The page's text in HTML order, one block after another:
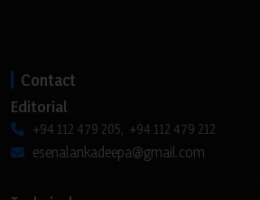
Contact
Editorial
+94 112 479 205, +94 112 479 212
esenalankadeepa@gmail.com